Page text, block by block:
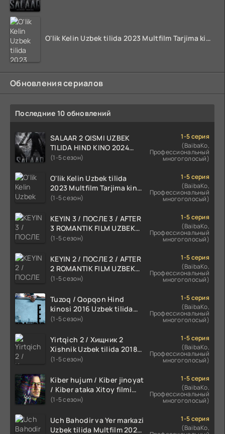
O'lik Kelin Uzbek tilida 2023 Multfilm Tarjima kino skachat
Обновления сериалов
Последние 10 обновлений
SALAAR 2 QISMI UZBEK
TILIDA HIND KINO 2024
TARJIMA 720p HD Skachat
(1-5 сезон)
1-5 серия
(BaibaKo,
Профессиональный
многоголосый)
O'lik Kelin Uzbek tilida
2023 Multfilm Tarjima kino
skachat
(1-5 сезон)
1-5 серия
(BaibaKo,
Профессиональный
многоголосый)
KEYIN 3 / ПОСЛЕ 3 / AFTER
3 ROMANTIK FILM UZBEK
TILIDA 2021 TARJIMA FILM
(1-5 сезон)
1-5 серия
(BaibaKo,
Профессиональный
многоголосый)
KEYIN 2 / ПОСЛЕ 2 / AFTER
2 ROMANTIK FILM UZBEK
TILIDA 2020 TARJIMA FILM
(1-5 сезон)
1-5 серия
(BaibaKo,
Профессиональный
многоголосый)
Tuzoq / Qopqon Hind
kinosi 2016 Uzbek tilida
tarjima film HD
(1-5 сезон)
1-5 серия
(BaibaKo,
Профессиональный
многоголосый)
Yirtqich 2 / Хищник 2
Xishnik Uzbek tilida 2018-
2024 O'zbekcha tarjima
(1-5 сезон)
1-5 серия
(BaibaKo,
Профессиональный
многоголосый)
Kiber hujum / Kiber jinoyat
/ Kiber ataka Xitoy filmi
Uzbek tilida O'zbekcha
HD skachat
(1-5 сезон)
1-5 серия
(BaibaKo,
Профессиональный
многоголосый)
Uch Bahodir va Yer markazi
Uzbek tilida Multfilm 2025
1-5 серия
(BaibaKo,